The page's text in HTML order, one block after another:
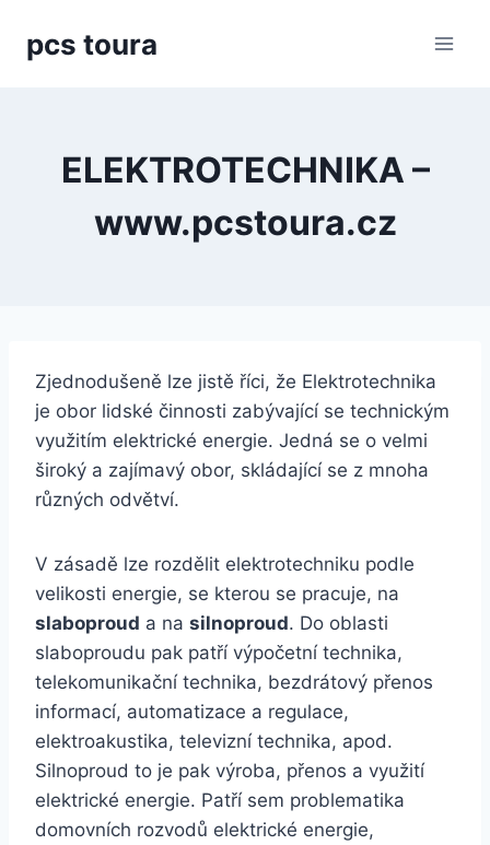
pcs toura
ELEKTROTECHNIKA –
www.pcstoura.cz
Zjednodušeně lze jistě říci, že Elektrotechnika
je obor lidské činnosti zabývající se technickým
využitím elektrické energie. Jedná se o velmi
široký a zajímavý obor, skládající se z mnoha
různých odvětví.
V zásadě lze rozdělit elektrotechniku podle
velikosti energie, se kterou se pracuje, na
slaboproud a na silnoproud. Do oblasti
slaboproudu pak patří výpočetní technika,
telekomunikační technika, bezdrátový přenos
informací, automatizace a regulace,
elektroakustika, televizní technika, apod.
Silnoproud to je pak výroba, přenos a využití
elektrické energie. Patří sem problematika
domovních rozvodů elektrické energie,